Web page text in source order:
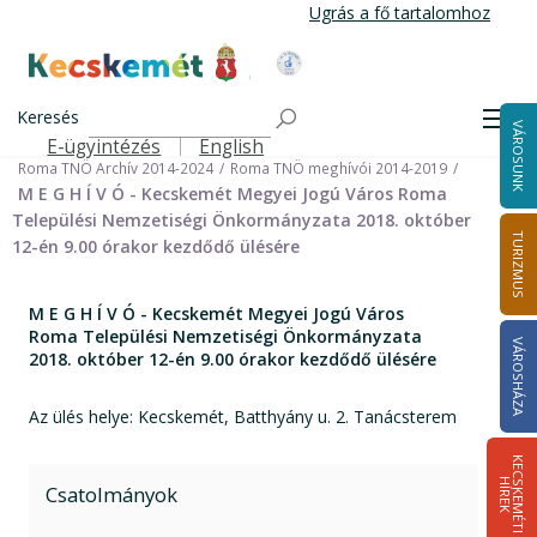
tartalomra
Ugrás a fő tartalomhoz
Kecskemét Város Honlapja
Keresés
Felső navigáció
E-ügyintézés English VÁROSUNK
TURIZMUS
VÁROSHÁZA
K
E
C
S
K
E
M
É
T
I
HÍ
R
E
K
Önkormányzat
Nemzetiségi Önkormányzatok
Roma Települési Nemzetiségi Önkormányzat
Roma TNÖ Archív 2014-2024
Roma TNÖ meghívói 2014-2019
M E G H Í V Ó - Kecskemét Megyei Jogú Város Roma
Települési Nemzetiségi Önkormányzata 2018. október
12-én 9.00 órakor kezdődő ülésére
M E G H Í V Ó - Kecskemét Megyei Jogú Város
Roma Települési Nemzetiségi Önkormányzata
2018. október 12-én 9.00 órakor kezdődő ülésére
Az ülés helye: Kecskemét, Batthyány u. 2. Tanácsterem
Csatolmányok